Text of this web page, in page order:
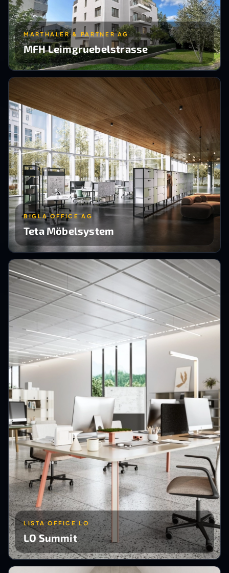
MARTHALER & PARTNER AG
MFH Leimgruebelstrasse
BIGLA OFFICE AG
Teta Möbelsystem
LISTA OFFICE LO
LO Summit